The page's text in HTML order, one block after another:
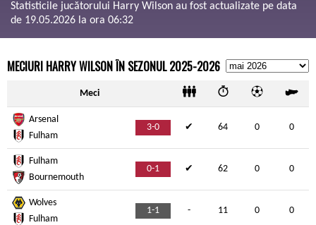
Statisticile jucătorului Harry Wilson au fost actualizate pe data
de 19.05.2026 la ora 06:32
MECIURI HARRY WILSON ÎN SEZONUL 2025-2026
Meci
Arsenal
3-0
Fulham
✔ 64 0 0
Fulham
0-1
Bournemouth
✔ 62 0 0
Wolves
1-1
Fulham
- 11 0 0